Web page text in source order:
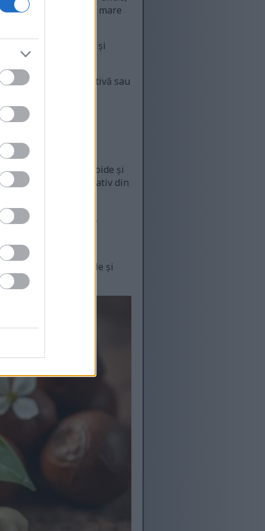
de grăsime, în mare
precum manganul și
face o gustare nutritivă sau
conțin flavonoide și
stresului oxidativ din
markerii inflamației,
puternici. Aceștia
Flavonoidele și
sănătoși.